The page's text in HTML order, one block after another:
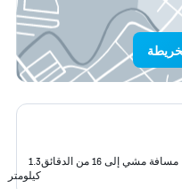
مسافة مشي إلى 16 من الدقائق
1.3
كيلومتر